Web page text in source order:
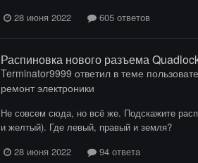
28 июня 2022
605 ответов
Распиновка нового разъема
Terminator9999 ответил в теме
ремонт электроники
Не совсем сюда, но всё же. Подскажите
и желтый). Где левый, правый и земля?
28 июня 2022
94 ответа